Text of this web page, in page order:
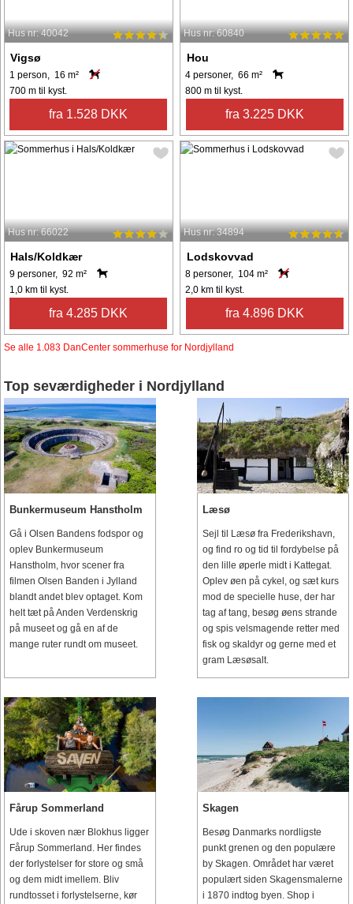
Hus nr: 40042
Vigsø
1 person, 16 m²
700 m til kyst.
fra 1.528 DKK
Hus nr: 60840
Hou
4 personer, 66 m²
800 m til kyst.
fra 3.225 DKK
Hus nr: 66022
Hals/Koldkær
9 personer, 92 m²
1,0 km til kyst.
fra 4.285 DKK
Hus nr: 34894
Lodskovvad
8 personer, 104 m²
2,0 km til kyst.
fra 4.896 DKK
Se alle 1.083 DanCenter sommerhuse for Nordjylland
Top seværdigheder i Nordjylland
Bunkermuseum Hanstholm
Gå i Olsen Bandens fodspor og
oplev Bunkermuseum
Hanstholm, hvor scener fra
filmen Olsen Banden i Jylland
blandt andet blev optaget. Kom
helt tæt på Anden Verdenskrig
på museet og gå en af de
mange ruter rundt om museet.
Læsø
Sejl til Læsø fra Frederikshavn,
og find ro og tid til fordybelse på
den lille øperle midt i Kattegat.
Oplev øen på cykel, og sæt kurs
mod de specielle huse, der har
tag af tang, besøg øens strande
og spis velsmagende retter med
fisk og skaldyr og gerne med et
gram Læsøsalt.
Fårup Sommerland
Ude i skoven nær Blokhus ligger
Fårup Sommerland. Her findes
der forlystelser for store og små
og dem midt imellem. Bliv
rundtosset i forlystelserne, kør
Skagen
Besøg Danmarks nordligste
punkt grenen og den populære
by Skagen. Området har været
populært siden Skagensmalerne
i 1870 indtog byen. Shop i